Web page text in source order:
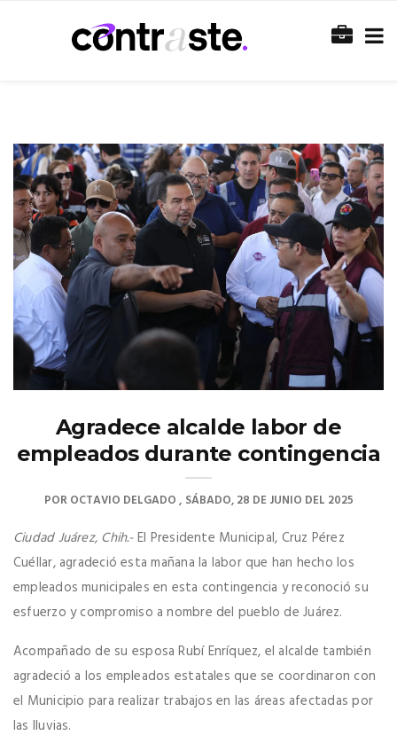
Agradece alcalde labor de
empleados durante contingencia
POROCTAVIO DELGADO SÁBADO, 28 DE JUNIO DEL 2025
Ciudad Juárez, Chih.-El Presidente Municipal, Cruz Pérez
Cuéllar, agradeció esta mañana la labor que han hecho los
empleados municipales en esta contingencia y reconoció su
esfuerzo y compromiso a nombre del pueblo de Juárez.
Acompañado de su esposa Rubí Enríquez, el alcalde también
agradeció a los empleados estatales que se coordinaron con
el Municipio para realizar trabajos en las áreas afectadas por
las lluvias.